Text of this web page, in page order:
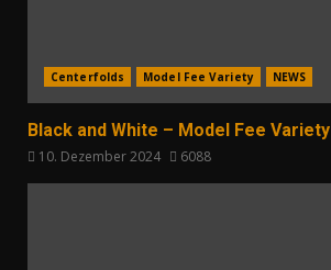
Centerfolds Model Fee Variety NEWS
Black and White – Model Fee Variety
10. Dezember 2024 6088